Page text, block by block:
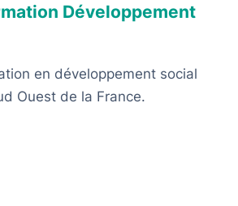
Développement
en développement social
Ouest de la France.